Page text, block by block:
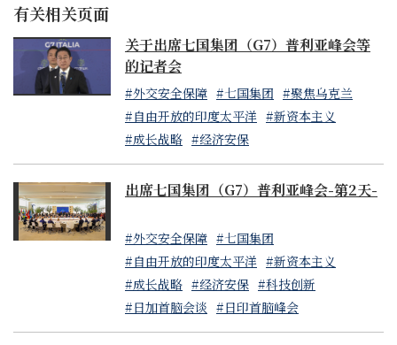
有关相关页面
关于出席七国集团（G7）普利亚峰会等
的记者会
#外交安全保障 #七国集团 #聚焦乌克兰
#自由开放的印度太平洋 #新资本主义
#成长战略 #经济安保
出席七国集团（G7）普利亚峰会-第2天-
#外交安全保障 #七国集团
#自由开放的印度太平洋 #新资本主义
#成长战略 #经济安保 #科技创新
#日加首脑会谈 #日印首脑峰会